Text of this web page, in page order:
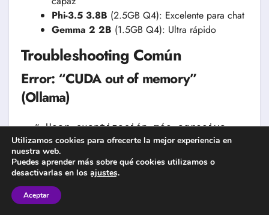
Phi-3.5 3.8B (2.5GB Q4): Excelente para chat
Gemma 2 2B (1.5GB Q4): Ultra rápido
Troubleshooting Común
Error: “CUDA out of memory”
(Ollama)
# Usar cuantización más agresiva
ollama run llama3:8b-q3_K_S  # En lugar
# O limitar contexto
Utilizamos cookies para ofrecerte la mejor experiencia en
nuestra web.
Puedes aprender más sobre qué cookies utilizamos o
desactivarlas en los ajustes.
Aceptar